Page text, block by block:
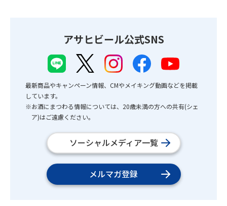
アサヒビール公式SNS
最新商品やキャンペーン情報、CMやメイキング動画などを掲載
しています。
※お酒にまつわる情報については、20歳未満の方への共有(シェ
ア)はご遠慮ください。
ソーシャルメディア一覧
メルマガ登録